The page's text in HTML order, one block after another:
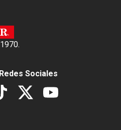
Sociales